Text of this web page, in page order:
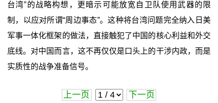
台湾”的战略构想，更暗示可能放宽自卫队使用武器的限
制，以应对所谓“周边事态”。这种将台湾问题完全纳入日美
军事一体化框架的做法，直接触犯了中国的核心利益和外交
底线。对中国而言，这不再仅仅是口头上的干涉内政，而是
实质性的战争准备信号。
上一页 下一页